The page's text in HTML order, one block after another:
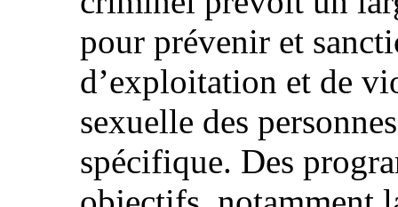
pour prévenir et
d’exploitation et de
sexuelle des
spécifique. Des